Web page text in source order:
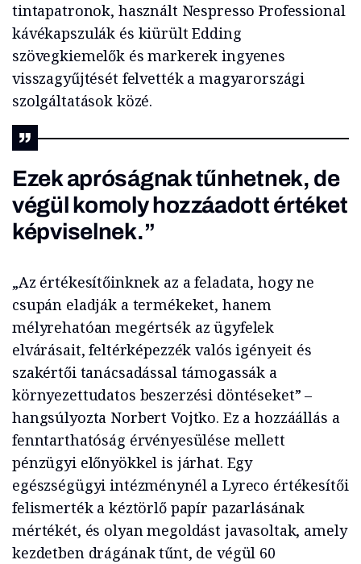
tintapatronok, használt Nespresso Professional
kávékapszulák és kiürült Edding
szövegkiemelők és markerek ingyenes
visszagyűjtését felvették a magyarországi
szolgáltatások közé.
Ezek apróságnak tűnhetnek, de
végül komoly hozzáadott értéket
képviselnek.”
„Az értékesítőinknek az a feladata, hogy ne
csupán eladják a termékeket, hanem
mélyrehatóan megértsék az ügyfelek
elvárásait, feltérképezzék valós igényeit és
szakértői tanácsadással támogassák a
környezettudatos beszerzési döntéseket” –
hangsúlyozta Norbert Vojtko. Ez a hozzáállás a
fenntarthatóság érvényesülése mellett
pénzügyi előnyökkel is járhat. Egy
egészségügyi intézménynél a Lyreco értékesítői
felismerték a kéztörlő papír pazarlásának
mértékét, és olyan megoldást javasoltak, amely
kezdetben drágának tűnt, de végül 60